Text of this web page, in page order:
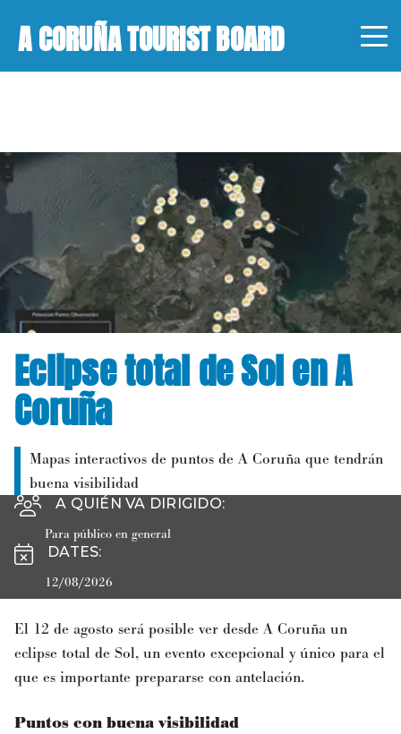
A CORUÑA TOURIST BOARD
Eclipse total de Sol en A
Coruña
Mapas interactivos de puntos de A Coruña que tendrán
buena visibilidad
A QUIÉN VA DIRIGIDO:
Para público en general
DATES:
12/08/2026
El 12 de agosto será posible ver desde A Coruña un
eclipse total de Sol, un evento excepcional y único para el
que es importante prepararse con antelación.
Puntos con buena visibilidad